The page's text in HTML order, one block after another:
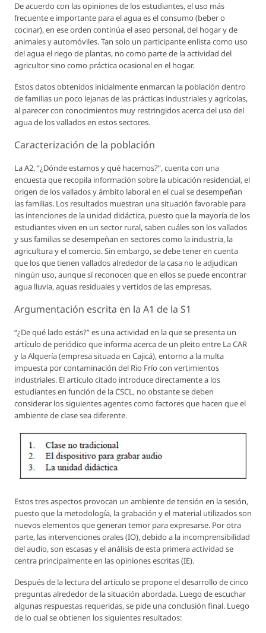
De acuerdo con las opiniones de los estudiantes, el uso más
frecuente e importante para el agua es el consumo (beber o
cocinar), en ese orden continúa el aseo personal, del hogar y de
animales y automóviles. Tan solo un participante enlista como uso
del agua el riego de plantas, no como parte de la actividad del
agricultor sino como práctica ocasional en el hogar.
Estos datos obtenidos inicialmente enmarcan la población dentro
de familias un poco lejanas de las prácticas industriales y agrícolas,
al parecer con conocimientos muy restringidos acerca del uso del
agua de los vallados en estos sectores.
Caracterización de la población
La A2, “¿Dónde estamos y qué hacemos?”, cuenta con una
encuesta que recopila información sobre la ubicación residencial, el
origen de los vallados y ámbito laboral en el cual se desempeñan
las familias. Los resultados muestran una situación favorable para
las intenciones de la unidad didáctica, puesto que la mayoría de los
estudiantes viven en un sector rural, saben cuáles son los vallados
y sus familias se desempeñan en sectores como la industria, la
agricultura y el comercio. Sin embargo, se debe tener en cuenta
que los que tienen vallados alrededor de la casa no le adjudican
ningún uso, aunque sí reconocen que en ellos se puede encontrar
agua lluvia, aguas residuales y vertidos de las empresas.
Argumentación escrita en la A1 de la S1
“¿De qué lado estás?” es una actividad en la que se presenta un
artículo de periódico que informa acerca de un pleito entre La CAR
y la Alquería (empresa situada en Cajicá), entorno a la multa
impuesta por contaminación del Rio Frío con vertimientos
industriales. El artículo citado introduce directamente a los
estudiantes en función de la CSCL, no obstante se deben
considerar los siguientes agentes como factores que hacen que el
ambiente de clase sea diferente.
Estos tres aspectos provocan un ambiente de tensión en la sesión,
puesto que la metodología, la grabación y el material utilizados son
nuevos elementos que generan temor para expresarse. Por otra
parte, las intervenciones orales (IO), debido a la incomprensibilidad
del audio, son escasas y el análisis de esta primera actividad se
centra principalmente en las opiniones escritas (IE).
Después de la lectura del artículo se propone el desarrollo de cinco
preguntas alrededor de la situación abordada. Luego de escuchar
algunas respuestas requeridas, se pide una conclusión final. Luego
de lo cual se obtienen los siguientes resultados: